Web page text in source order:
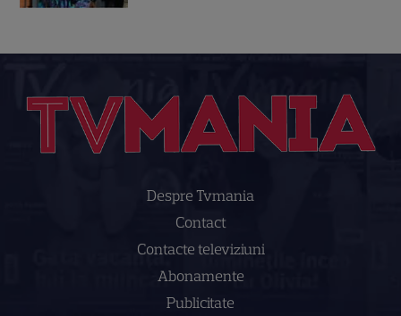
Despre Tvmania
Contact
Contacte televiziuni
Abonamente
Publicitate